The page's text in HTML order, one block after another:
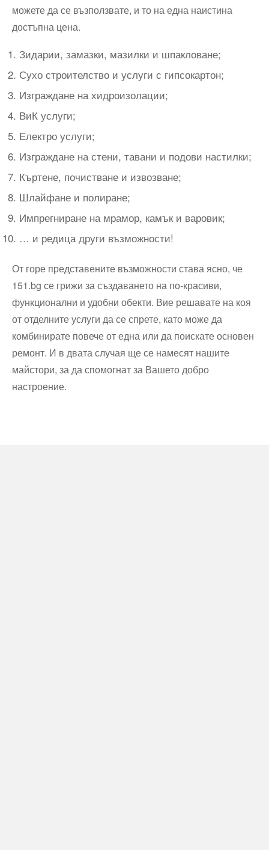
можете да се възползвате, и то на една наистина
достъпна цена.
Зидарии, замазки, мазилки и шпакловане;
Сухо строителство и услуги с гипсокартон;
Изграждане на хидроизолации;
ВиК услуги;
Електро услуги;
Изграждане на стени, тавани и подови настилки;
Къртене, почистване и извозване;
Шлайфане и полиране;
Импрегниране на мрамор, камък и варовик;
… и редица други възможности!
От горе представените възможности става ясно, че
151.bg се грижи за създаването на по-красиви,
функционални и удобни обекти. Вие решавате на коя
от отделните услуги да се спрете, като може да
комбинирате повече от една или да поискате основен
ремонт. И в двата случая ще се намесят нашите
майстори, за да спомогнат за Вашето добро
настроение.